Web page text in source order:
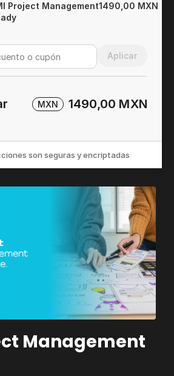
Management
Project Management1490,00 MXN
Aplicar
MXN 1490,00 MXN
son seguras y encriptadas